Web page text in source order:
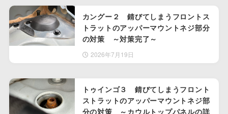
カングー２ 錆びてしまうフロントス
トラットのアッパーマウントネジ部分
の対策 ～対策完了～
2026年7月19日
トゥインゴ３ 錆びてしまうフロント
ストラットのアッパーマウントネジ部
分の対策 ～カウルトップパネルの詳